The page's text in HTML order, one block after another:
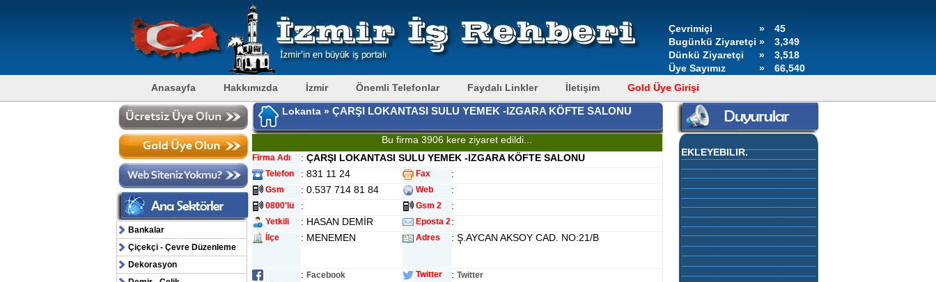
Çevrimiçi »
45
Bugünkü Ziyaretçi »
3,349
Dünkü Ziyaretçi
»
3,518
Üye Sayımız
»
66,540
Anasayfa
Hakkımızda İzmir Önemli Telefonlar Faydalı Linkler İletişim Gold Üye Girişi
Bankalar
Çiçekçi - Çevre Düzenleme
Dekorasyon
Lokanta » ÇARŞI LOKANTASI SULU YEMEK -IZGARA KÖFTE SALONU
Bu firma 3906 kere ziyaret edildi...
Firma Adı : ÇARŞI LOKANTASI SULU YEMEK -IZGARA KÖFTE SALONU
Telefon : 831 11 24 Fax :
Gsm : 0.537 714 81 84 Web :
0800'lü : Gsm 2 :
Yetkili : HASAN DEMİR Eposta 2:
İlçe : MENEMEN Adres : Ş.AYCAN AKSOY CAD. NO:21/B
: Facebook Twitter : Twitter
DUYURULARINI KENDİLERİ
EKLEYEBİLİR.